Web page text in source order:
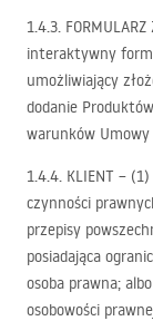
1.4.3. FORMULARZ
interaktywny
umożliwiający
dodanie
warunków Umowy
1.4.4. KLIENT – (1)
czynności
przepisy
posiadająca
osoba prawna;
osobowości